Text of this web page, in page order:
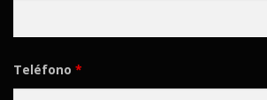
Teléfono *